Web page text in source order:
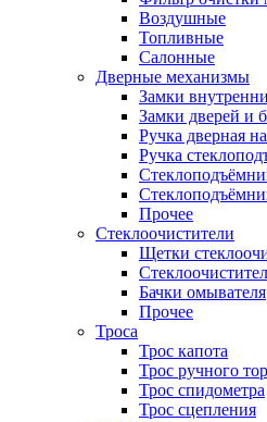
Воздушные
Топливные
Салонные
Дверные механизмы
Замки
Замки дверей и
Ручка дверная
Ручка
Прочее
Стеклоочистители
Щетки
Бачки омывателя
Прочее
Троса
Трос капота
Трос ручного
Трос спидометра
Трос сцепления